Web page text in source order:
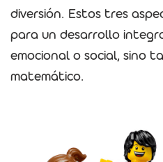
diversión. Estos tres
para un desarrollo
emocional o social, sino
matemático.